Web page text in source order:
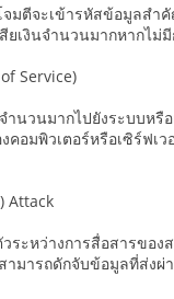
มตีจะเข้ารหัสข้อมูลสำ
เงินจำนวนมากหากไม่
Service)
นวนมากไปยังระบบหรื
งคอมพิวเตอร์หรือเซิร์
Attack
ระหว่างการสื่อสารขอ
ามารถดักจับข้อมูลที่ส่งผ่